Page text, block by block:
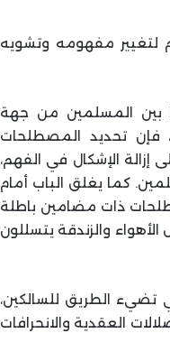
لتغيير مفهومه وتشويه
بين المسلمين من جهة
فإن تحديد المصطلحات
إزالة الإشكال في الفهم،
كما يغلق الباب أمام
ذات مضامين باطلة
والزندقة يتسللون
تضيء الطريق للسالكين،
العقدية والانحرافات